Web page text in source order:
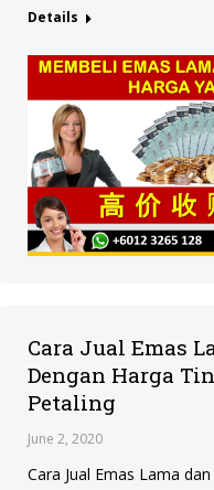
Details
Cara Jual Emas
Dengan Harga
Petaling
June 2, 2020
Cara Jual Emas Lama